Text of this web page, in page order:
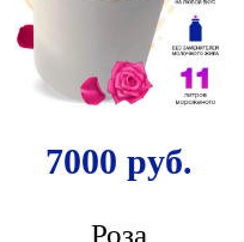
7000 руб.
Роза